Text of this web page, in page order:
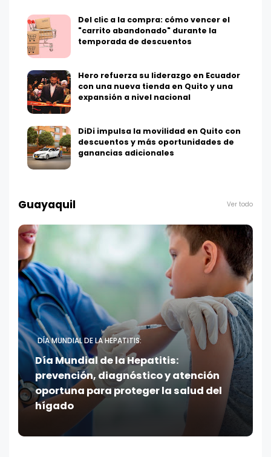
Del clic a la compra: cómo vencer el
"carrito abandonado" durante la
temporada de descuentos
Hero refuerza su liderazgo en Ecuador
con una nueva tienda en Quito y una
expansión a nivel nacional
DiDi impulsa la movilidad en Quito con
descuentos y más oportunidades de
ganancias adicionales
Guayaquil Ver todo
DÍA MUNDIAL DE LA HEPATITIS:
Día Mundial de la Hepatitis:
prevención, diagnóstico y atención
oportuna para proteger la salud del
hígado